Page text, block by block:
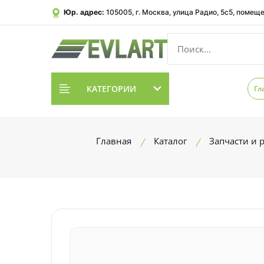
Юр. адрес: 105005, г. Москва, улица Радио, 5с5,
КАТЕГОРИИ
Главная Каталог Запчасти и